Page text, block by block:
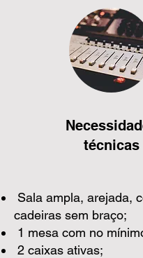
técnicas
Sala ampla, arejada,
cadeiras sem braço;
1 mesa com no
2 caixas ativas;